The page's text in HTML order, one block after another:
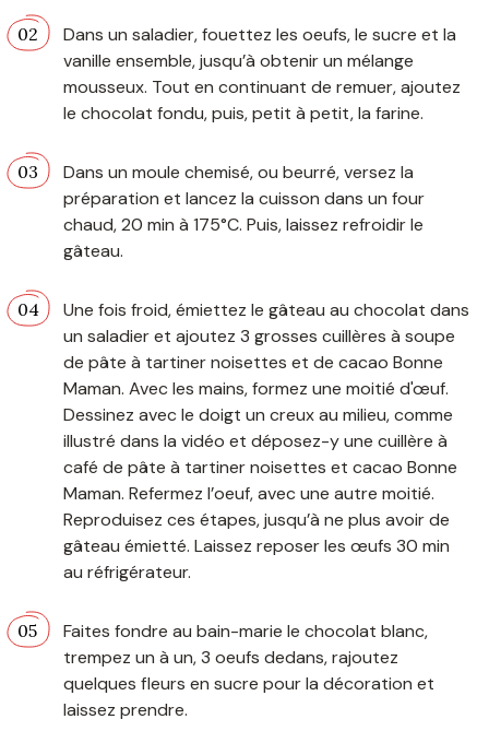
Dans un saladier, fouettez les oeufs, le sucre et la
vanille ensemble, jusqu’à obtenir un mélange
mousseux. Tout en continuant de remuer, ajoutez
le chocolat fondu, puis, petit à petit, la farine.
Dans un moule chemisé, ou beurré, versez la
préparation et lancez la cuisson dans un four
chaud, 20 min à 175°C. Puis, laissez refroidir le
gâteau.
Une fois froid, émiettez le gâteau au chocolat dans
un saladier et ajoutez 3 grosses cuillères à soupe
de pâte à tartiner noisettes et de cacao Bonne
Maman. Avec les mains, formez une moitié d'œuf.
Dessinez avec le doigt un creux au milieu, comme
illustré dans la vidéo et déposez-y une cuillère à
café de pâte à tartiner noisettes et cacao Bonne
Maman. Refermez l’oeuf, avec une autre moitié.
Reproduisez ces étapes, jusqu’à ne plus avoir de
gâteau émietté. Laissez reposer les œufs 30 min
au réfrigérateur.
Faites fondre au bain-marie le chocolat blanc,
trempez un à un, 3 oeufs dedans, rajoutez
quelques fleurs en sucre pour la décoration et
laissez prendre.